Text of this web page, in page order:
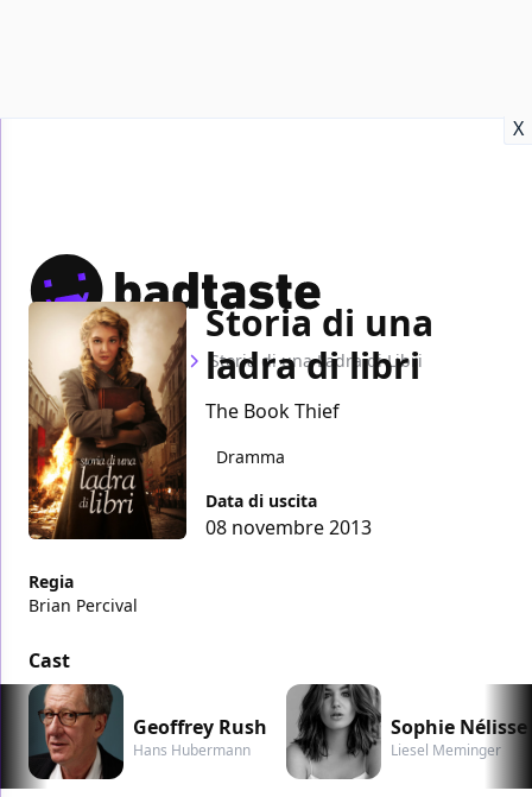
X
Home Film Storia di una Ladra di Libri
Storia di una
ladra di libri
The Book Thief
Dramma
Data di uscita
08 novembre 2013
Regia
Brian Percival
Cast
Geoffrey Rush
Hans Hubermann
Sophie Nélisse
Liesel Meminger